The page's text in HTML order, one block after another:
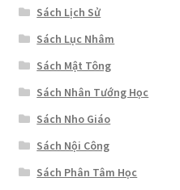
Sách Lịch Sử
Sách Lục Nhâm
Sách Mật Tông
Sách Nhân Tướng Học
Sách Nho Giáo
Sách Nội Công
Sách Phân Tâm Học